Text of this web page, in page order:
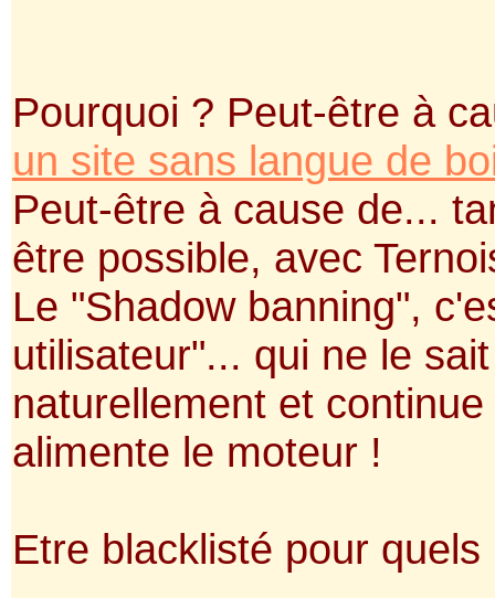
Pourquoi ? Peut-être à
un site sans langue de
Peut-être à cause de...
être possible, avec
Le "Shadow banning",
utilisateur"... qui ne le
naturellement et
alimente le moteur !
Etre blacklisté pour